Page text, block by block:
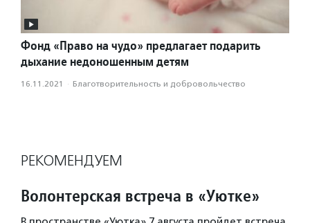
Фонд «Право на чудо» предлагает подарить
дыхание недоношенным детям
16.11.2021 · Благотвори­тель­ность и доброволь­чест­во
РЕКОМЕНДУЕМ
Волонтерская встреча в «Уютке»